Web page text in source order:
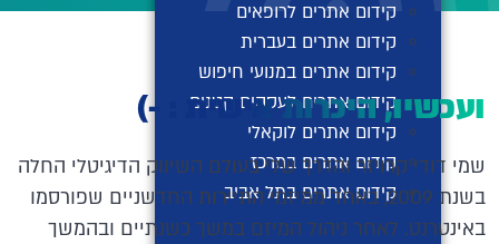
קידום אתרים לרופאים
קידום אתרים בעברית
קידום אתרים במנועי חיפוש
קידום אתרים לעסקים קטנים
קידום אתרים לוקאלי
קידום אתרים במרכז
קידום אתרים בתל אביב
ועכשיו, היכרות אישית : -)
שמי דודי קרויזר והדרך שלי בעולם השיווק הדיגיטלי החלה
בשנת 2009, באחד ממיזמי התיירות החדשניים שפורסמו
באינטרנט. לאחר ניהול המיזם במשך כשנתיים ובהמשך